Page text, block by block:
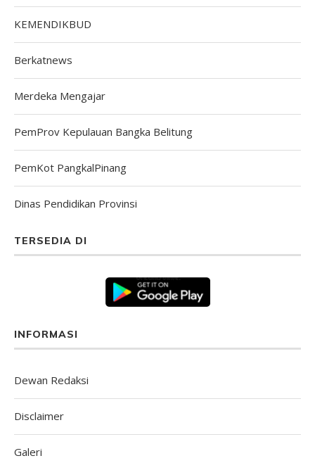
KEMENDIKBUD
Berkatnews
Merdeka Mengajar
PemProv Kepulauan Bangka Belitung
PemKot PangkalPinang
Dinas Pendidikan Provinsi
TERSEDIA DI
INFORMASI
Dewan Redaksi
Disclaimer
Galeri